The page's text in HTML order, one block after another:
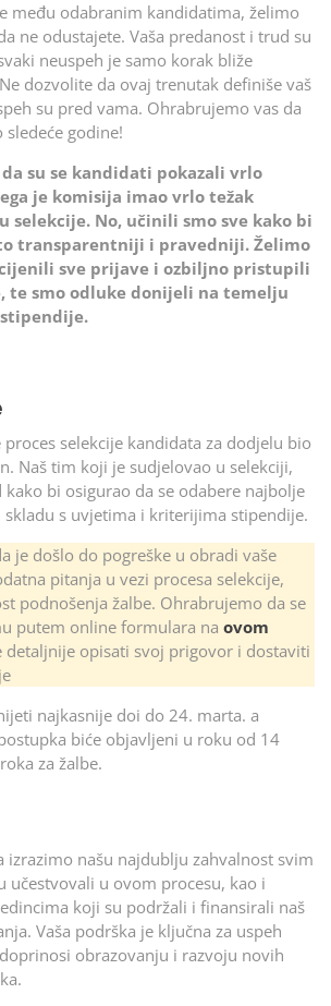
među odabranim kandidatima, želimo
ne odustajete. Vaša predanost i trud su
neuspeh je samo korak bliže
dozvolite da ovaj trenutak definiše vaš
su pred vama. Ohrabrujemo vas da
godine!
su se kandidati pokazali vrlo
je komisija imao vrlo težak
selekcije. No, učinili smo sve kako bi
transparentniji i pravedniji. Želimo
sve prijave i ozbiljno pristupili
te smo odluke donijeli na temelju
proces selekcije kandidata za dodjelu bio
Naš tim koji je sudjelovao u selekciji,
bi osigurao da se odabere najbolje
skladu s uvjetima i kriterijima stipendije.
je došlo do pogreške u obradi vaše
pitanja u vezi procesa selekcije,
podnošenja žalbe. Ohrabrujemo da se
putem online formulara na ovom
detaljnije opisati svoj prigovor i dostaviti
najkasnije doi do 24. marta. a
biće objavljeni u roku od 14
za žalbe.
izrazimo našu najdublju zahvalnost svim
učestvovali u ovom procesu, kao i
koji su podržali i finansirali naš
Vaša podrška je ključna za uspeh
obrazovanju i razvoju novih